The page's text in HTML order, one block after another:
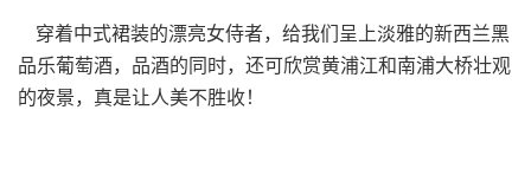
穿着中式裙装的漂亮女侍者，给我们呈上淡雅的新西兰黑
品乐葡萄酒，品酒的同时，还可欣赏黄浦江和南浦大桥壮观
的夜景，真是让人美不胜收！